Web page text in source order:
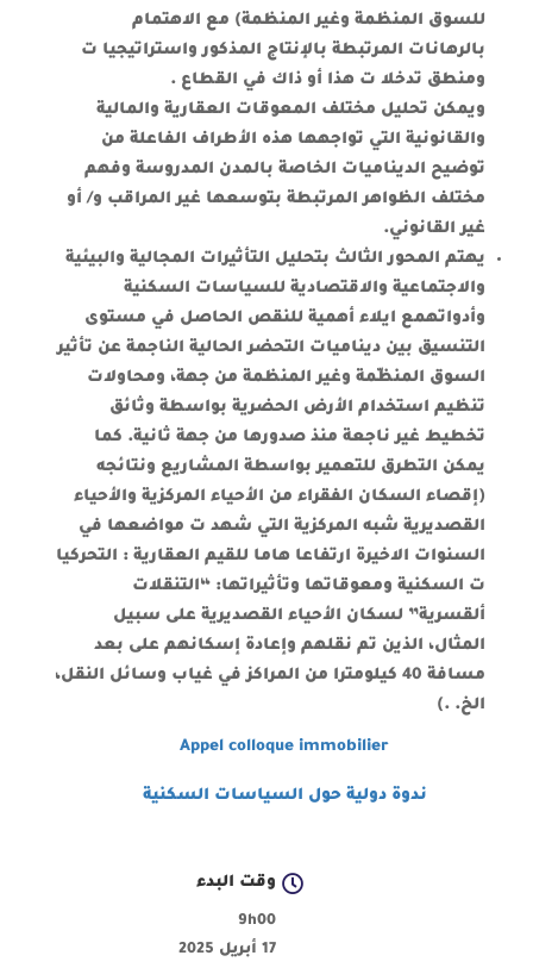
للسوق المنظمة وغير المنظمة) مع الاهتمام
بالرهانات المرتبطة بالإنتاج المذكور واستراتيجيا ت
ومنطق تدخلا ت هذا أو ذاك في القطاع .
ويمكن تحليل مختلف المعوقات العقارية والمالية
والقانونية التي تواجهها هذه الأطراف الفاعلة من
توضيح الديناميات الخاصة بالمدن المدروسة وفهم
مختلف الظواهر المرتبطة بتوسعها غير المراقب و/ أو
غير القانوني.
يهتم المحور الثالث بتحليل التأثيرات المجالية والبيئية
والاجتماعية والاقتصادية للسياسات السكنية
وأدواتهمع ايلاء أهمية للنقص الحاصل في مستوى
التنسيق بين ديناميات التحضر الحالية الناجمة عن تأثير
السوق المنظّمة وغير المنظمة من جهة، ومحاولات
تنظيم استخدام الأرض الحضرية بواسطة وثائق
تخطيط غير ناجعة منذ صدورها من جهة ثانية. كما
يمكن التطرق للتعمير بواسطة المشاريع ونتائجه
(إقصاء السكان الفقراء من الأحياء المركزية والأحياء
القصديرية شبه المركزية التي شهد ت مواضعها في
السنوات الاخيرة ارتفاعا هاما للقيم العقارية : التحركيا
ت السكنية ومعوقاتها وتأثيراتها: “التنقلات
ألقسرية” لسكان الأحياء القصديرية على سبيل
المثال، الذين تم نقلهم وإعادة إسكانهم على بعد
مسافة 40 كيلومترا من المراكز في غياب وسائل النقل،
الخ. .)
Appel colloque immobilier
ندوة دولية حول السياسات السكنية
وقت البدء
9h00
17 أبريل 2025